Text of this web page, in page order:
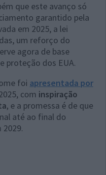
que este avanço só
garantido pela
em 2025, a lei
um reforço do
agora de base
proteção dos EUA.
foi apresentada por
com inspiração
, e a promessa é de que
até ao final do